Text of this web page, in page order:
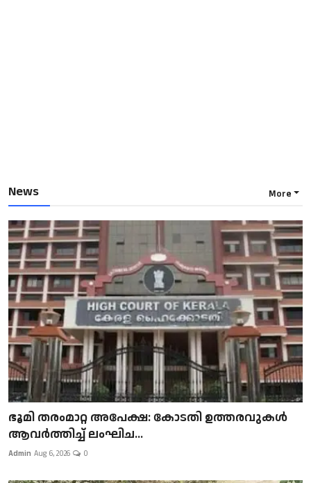
News More
ഭൂമി തരംമാറ്റ അപേക്ഷ: കോടതി ഉത്തരവുകൾ
ആവർത്തിച്ച് ലംഘിച...
Admin Aug 6, 2026 0